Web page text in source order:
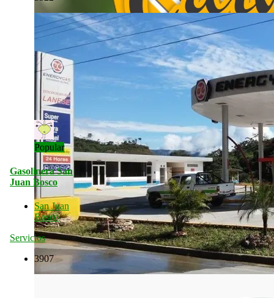
Popular
Gasolinera San
Juan Bosco
San Juan
Bosco
Servicios
3907